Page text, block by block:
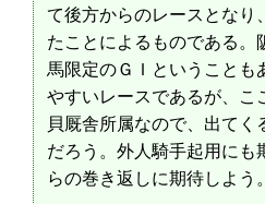
て後方からのレースとなり
たことによるものである
馬限定のＧＩということも
やすいレースであるが、こ
貝厩舎所属なので、出てく
だろう。外人騎手起用に
らの巻き返しに期待しよう。